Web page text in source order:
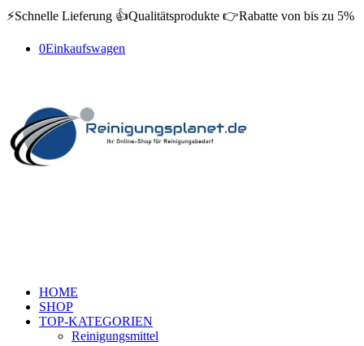
⚡️Schnelle Lieferung 👍Qualitätsprodukte 👉Rabatte von bis zu 5%
0Einkaufswagen
HOME
SHOP
TOP-KATEGORIEN
Reinigungsmittel